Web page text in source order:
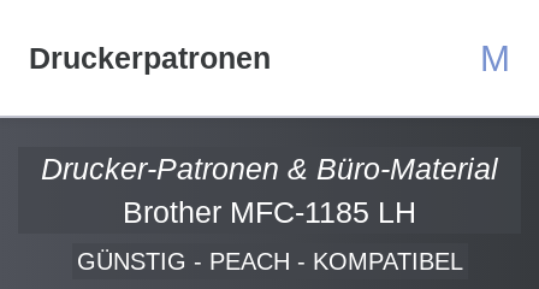
Druckerpatronen M
Drucker-Patronen & Büro-Material
Brother MFC-1185 LH
GÜNSTIG - PEACH - KOMPATIBEL